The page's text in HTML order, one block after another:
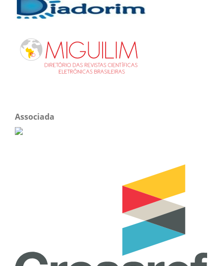
Associada